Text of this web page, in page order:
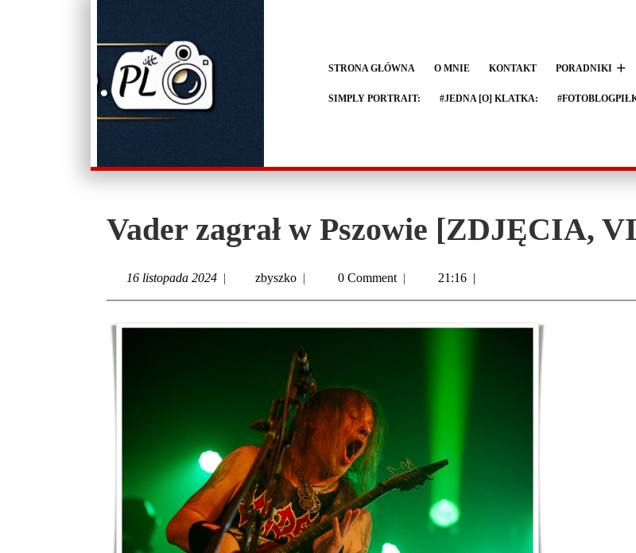
STRONA GŁÓWNA O MNIE KONTAKT PORADNIKI
SIMPLY PORTRAIT: #JEDNA [O] KLATKA:
Vader zagrał w Pszowie [ZDJĘCIA,
16 listopada 2024 | zbyszko | 0 Comment | 21:16 |